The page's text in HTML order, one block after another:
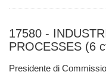
17580 -
PROCESSES (6
Presidente di